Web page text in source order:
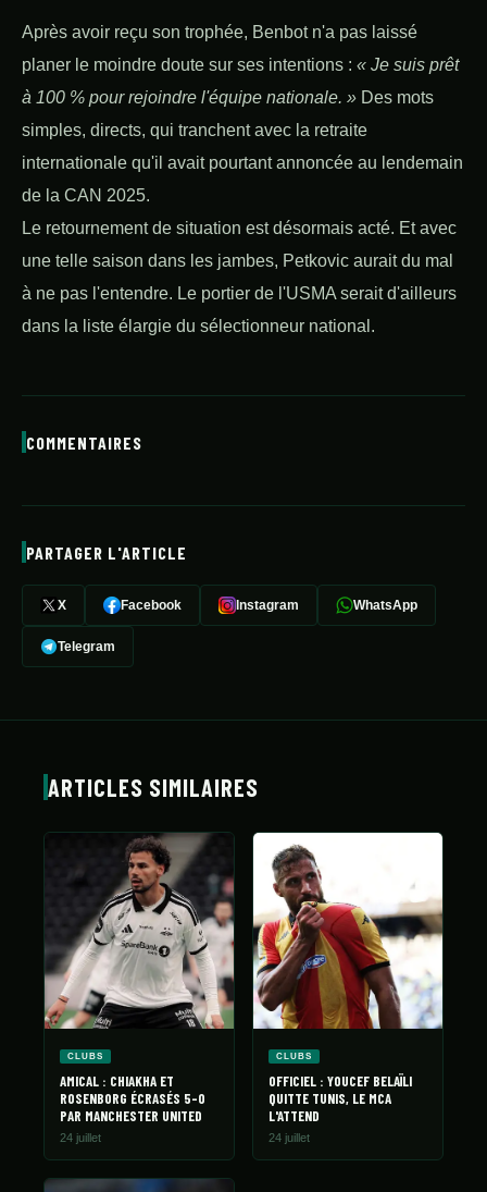
Après avoir reçu son trophée, Benbot n'a pas laissé
planer le moindre doute sur ses intentions : « Je suis prêt
à 100 % pour rejoindre l'équipe nationale. » Des mots
simples, directs, qui tranchent avec la retraite
internationale qu'il avait pourtant annoncée au lendemain
de la CAN 2025.
Le retournement de situation est désormais acté. Et avec
une telle saison dans les jambes, Petkovic aurait du mal
à ne pas l'entendre. Le portier de l'USMA serait d'ailleurs
dans la liste élargie du sélectionneur national.
COMMENTAIRES
PARTAGER L'ARTICLE
X Facebook Instagram WhatsApp
Telegram
ARTICLES SIMILAIRES
CLUBS
AMICAL : CHIAKHA ET
ROSENBORG ÉCRASÉS 5-0
PAR MANCHESTER UNITED
24 juillet
CLUBS
OFFICIEL : YOUCEF BELAÏLI
QUITTE TUNIS, LE MCA
L'ATTEND
24 juillet